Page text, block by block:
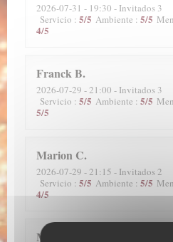
2026-07-31 - 19:30 - Invitados 3
Servicio : 5/5 Ambiente : 5/5
4/5
FranckB
2026-07-29 - 21:00 - Invitados 3
Servicio : 5/5 Ambiente : 5/5
5/5
Marion C
2026-07-29 - 21:15 - Invitados 2
Servicio : 5/5 Ambiente : 5/5
4/5
Morgan